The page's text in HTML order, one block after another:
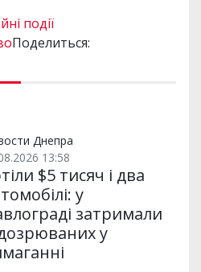
події
Поделиться:
Днепра
13:58
$5 тисяч і два
у
затримали
у